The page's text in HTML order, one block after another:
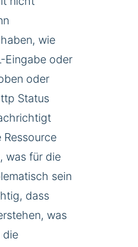
wie
Eingabe oder
oder
Status
Ressource
was für die
sein
dass
was
die